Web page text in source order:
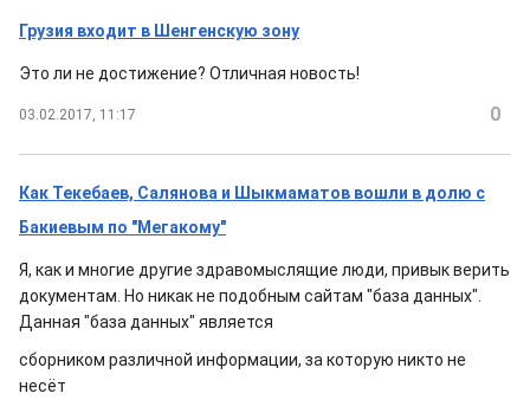
Грузия входит в Шенгенскую зону
Это ли не достижение? Отличная новость!
03.02.2017, 11:17 0
Как Текебаев, Салянова и Шыкмаматов вошли в долю с
Бакиевым по "Мегакому"
Я, как и многие другие здравомыслящие люди, привык верить
документам. Но никак не подобным сайтам "база данных".
Данная "база данных" является
сборником различной информации, за которую никто не
несёт